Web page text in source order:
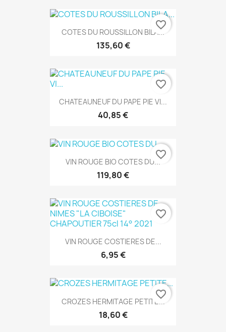
COTES DU ROUSSILLON BILA...
135,60 €
favorite_border
CHATEAUNEUF DU PAPE PIE VI...
40,85 €
favorite_border
VIN ROUGE BIO COTES DU...
119,80 €
favorite_border
VIN ROUGE COSTIERES DE...
6,95 €
favorite_border
CROZES HERMITAGE PETITE...
18,60 €
favorite_border